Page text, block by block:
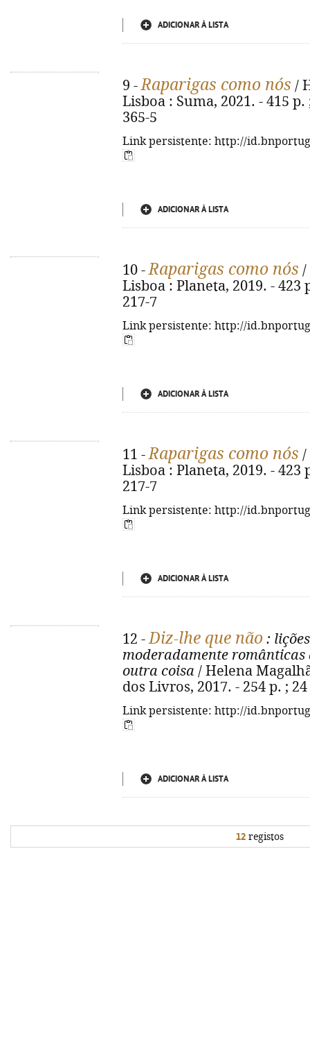
ADICIONAR À LISTA
9 -Raparigas como nós /
Lisboa : Suma, 2021. - 415 p.
365-5
Link persistente: http://
ADICIONAR À LISTA
10 -Raparigas como nós /
Lisboa : Planeta, 2019. - 423
217-7
Link persistente: http://
ADICIONAR À LISTA
11 -Raparigas como nós /
Lisboa : Planeta, 2019. - 423
217-7
Link persistente: http://
ADICIONAR À LISTA
12 -Diz-lhe que não :
moderadamente românticas
outra coisa / Helena
dos Livros, 2017. - 254 p. ;
Link persistente: http://
ADICIONAR À LISTA
12registos